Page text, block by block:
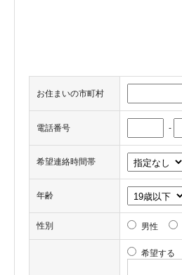
お住まいの市町村
電話番号 -
希望連絡時間帯
年齢
性別 男性
希望する